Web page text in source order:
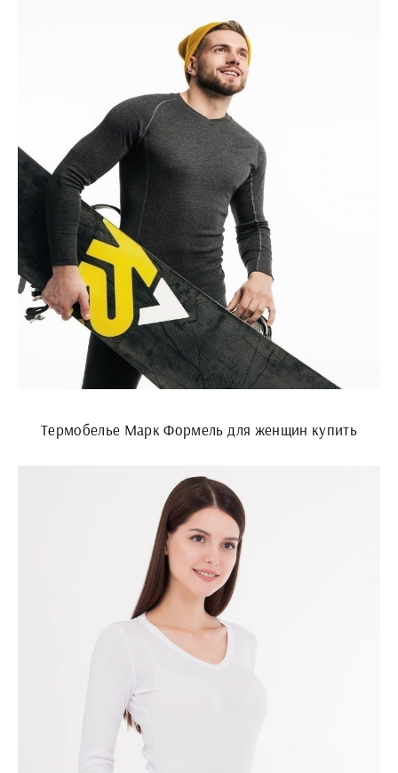
Термобелье Марк Формель для женщин купить